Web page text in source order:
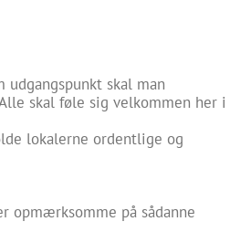
skal man
skal føle sig velkommen her i
lokalerne ordentlige og
på sådanne